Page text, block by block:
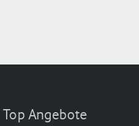
Top Angebote